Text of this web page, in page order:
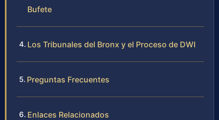
Bufete
Los Tribunales del Bronx y el Proceso de DWI
Preguntas Frecuentes
Enlaces Relacionados